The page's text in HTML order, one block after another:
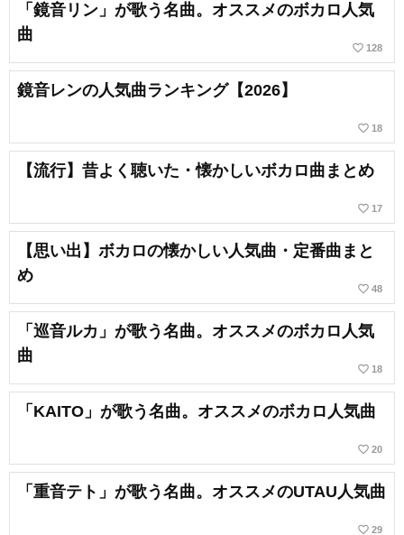
「鏡音リン」が歌う名曲。オススメのボカロ人気
曲
favorite_border 128
鏡音レンの人気曲ランキング【2026】
favorite_border 18
【流行】昔よく聴いた・懐かしいボカロ曲まとめ
favorite_border 17
【思い出】ボカロの懐かしい人気曲・定番曲まと
め
favorite_border 48
「巡音ルカ」が歌う名曲。オススメのボカロ人気
曲
favorite_border 18
「KAITO」が歌う名曲。オススメのボカロ人気曲
favorite_border 20
「重音テト」が歌う名曲。オススメのUTAU人気曲
favorite_border 29